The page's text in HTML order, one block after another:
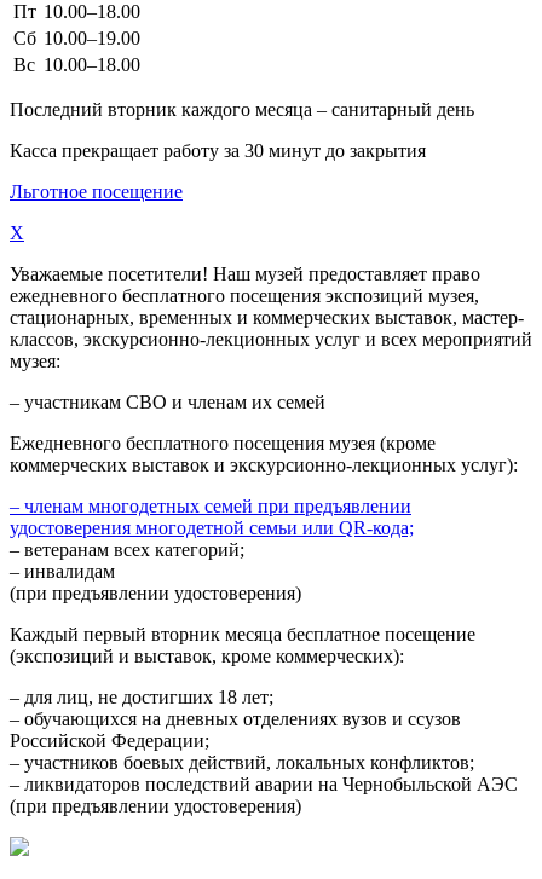
Пт 10.00–18.00
Сб 10.00–19.00
Вс 10.00–18.00
Последний вторник каждого месяца – санитарный день
Касса прекращает работу за 30 минут до закрытия
Льготное посещение
X
Уважаемые посетители! Наш музей предоставляет право
ежедневного бесплатного посещения экспозиций музея,
стационарных, временных и коммерческих выставок, мастер-
классов, экскурсионно-лекционных услуг и всех мероприятий
музея:
– участникам СВО и членам их семей
Ежедневного бесплатного посещения музея (кроме
коммерческих выставок и экскурсионно-лекционных услуг):
– членам многодетных семей при предъявлении
удостоверения многодетной семьи или QR-кода;
– ветеранам всех категорий;
– инвалидам
(при предъявлении удостоверения)
Каждый первый вторник месяца бесплатное посещение
(экспозиций и выставок, кроме коммерческих):
– для лиц, не достигших 18 лет;
– обучающихся на дневных отделениях вузов и ссузов
Российской Федерации;
– участников боевых действий, локальных конфликтов;
– ликвидаторов последствий аварии на Чернобыльской АЭС
(при предъявлении удостоверения)